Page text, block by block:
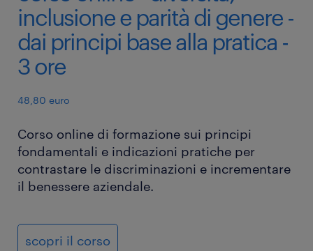
inclusione e parità di genere -
dai principi base alla pratica -
3 ore
48,80 euro
Corso online di formazione sui principi
fondamentali e indicazioni pratiche per
contrastare le discriminazioni e incrementare
il benessere aziendale.
scopri il corso